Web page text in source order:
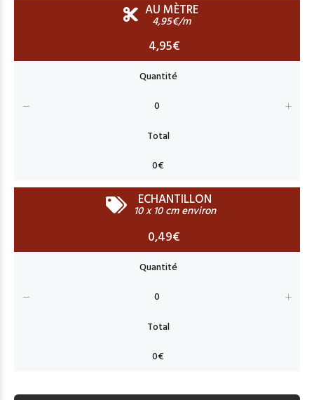
AU MÈTRE
4,95€/m
4,95€
ECHANTILLON
10 x 10 cm environ
0,49€